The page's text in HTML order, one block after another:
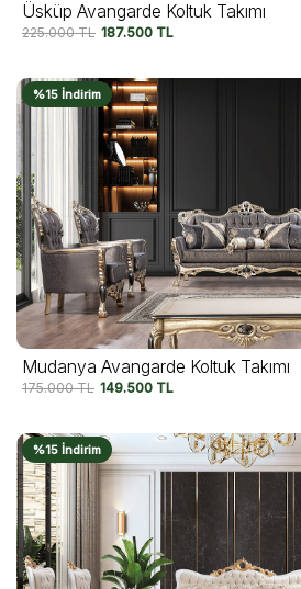
Üsküp Avangarde Koltuk Takımı
225.000TL 187.500 TL
%15 İndirim
Mudanya Avangarde Koltuk Takımı
175.000TL 149.500 TL
%15 İndirim